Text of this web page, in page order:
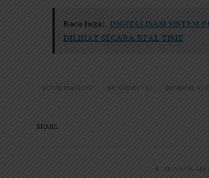
Baca Juga: DIGITALISASI SISTEM
DILIHAT SECARA REAL TIME
aktivis makassar pencabutan sk pengurus
SHARE.
PREVIOUS